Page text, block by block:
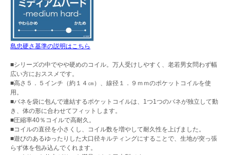
島忠硬さ基準の説明はこちら
■シリーズの中でやや硬めのコイル。万人受けしやすく、老若男女問わず幅
広い方におススメです。
■高さ５．５インチ（約１４㎝）、線径１．９ｍｍのポケットコイルを使
用。
■バネを袋に包んで連結するポケットコイルは、1つ1つのバネが独立して動
き、体の形に合わせてフィットします。
■圧縮率40％コイルで高耐久。
■コイルの直径を小さくし、コイル数を増やして耐久性を上げました。
■遊びのあるゆったりした大口径キルティングにすることで、生地が突っ張
らず体を包み込んでくれます。